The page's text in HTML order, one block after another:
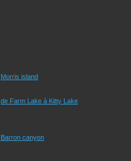
Morris island
de Farm Lake à Kitty Lake
Barron canyon